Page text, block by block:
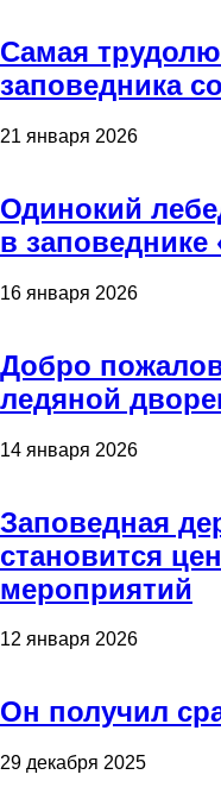
Самая
заповедника
21 января 2026
Одинокий
в
16 января 2026
Добро
ледяной
14 января 2026
Заповедная
становится
мероприятий
12 января 2026
Он получил
29 декабря 2025